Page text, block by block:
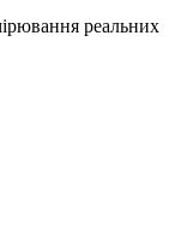
реальних